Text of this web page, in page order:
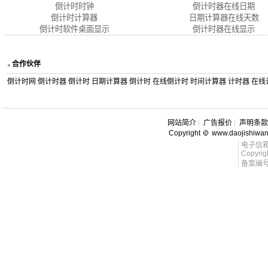
倒计时时钟
倒计时计算器
倒计时软件桌面显示
倒计时器在线日期
日期计算器在线天数
倒计时器在线显示
合作伙伴
倒计时网 倒计时器 倒计时 日期计算器 倒计时 在线倒计时 时间计算器 计时器 在线
网站简介 广告报价
声明条款
Copyright
电子信
备案编